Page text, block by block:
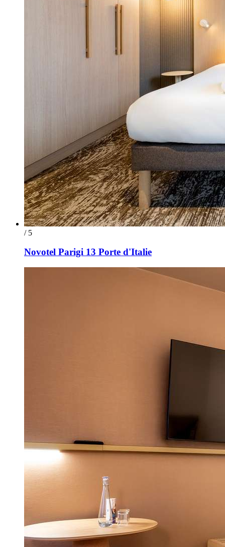
/ 5
Novotel Parigi 13 Porte d'Italie